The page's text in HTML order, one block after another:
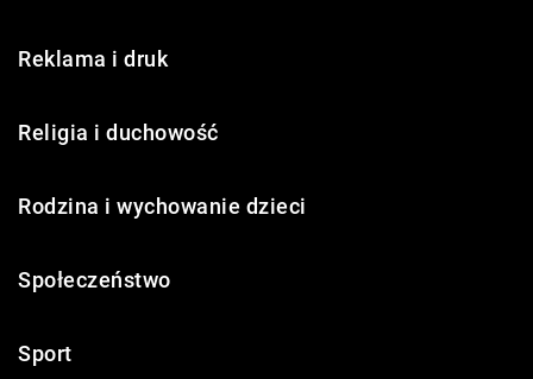
Reklama i druk
Religia i duchowość
Rodzina i wychowanie dzieci
Społeczeństwo
Sport